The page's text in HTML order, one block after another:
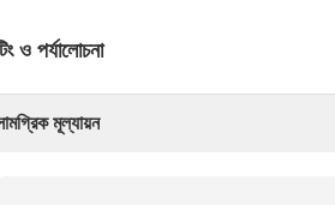
ও পর্যালোচনা
মূল্যায়ন